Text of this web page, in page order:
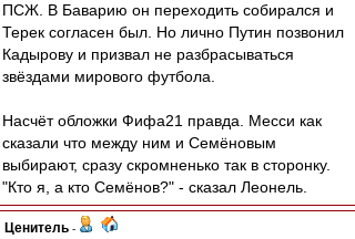
ПСЖ. В Баварию он переходить собирался и
Терек согласен был. Но лично Путин позвонил
Кадырову и призвал не разбрасываться
звёздами мирового футбола.
Насчёт обложки Фифа21 правда. Месси как
сказали что между ним и Семёновым
выбирают, сразу скромненько так в сторонку.
"Кто я, а кто Семёнов?" - сказал Леонель.
Ценитель -